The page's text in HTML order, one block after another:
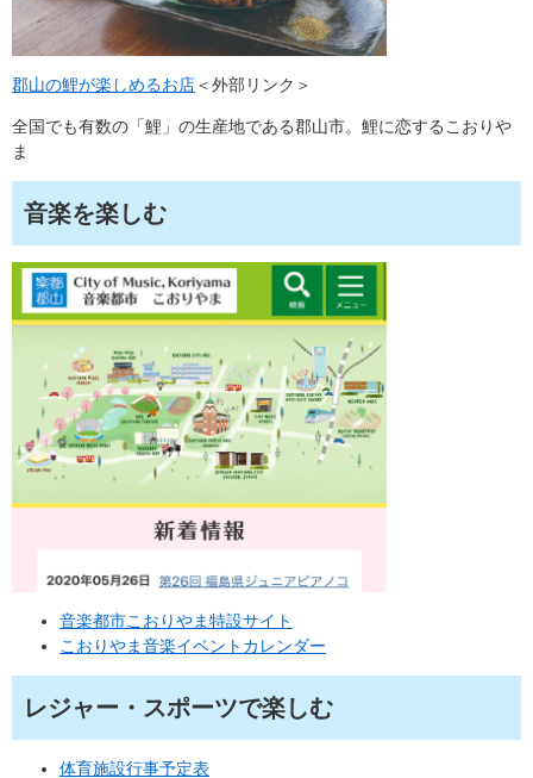
郡山の鯉が楽しめるお店＜外部リンク＞
全国でも有数の「鯉」の生産地である郡山市。鯉に恋するこおりや
ま
音楽を楽しむ
音楽都市こおりやま特設サイト
こおりやま音楽イベントカレンダー​
レジャー・スポーツで楽しむ
体育施設行事予定表